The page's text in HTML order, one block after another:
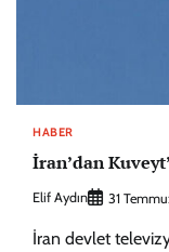
HABER
İran’dan
Elif Aydın 31
İran devlet